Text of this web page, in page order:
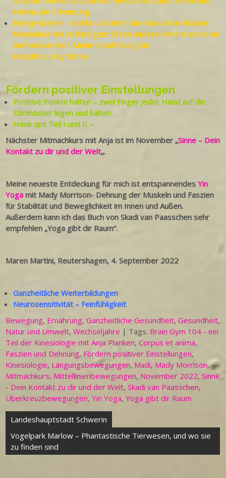
Hören, die Erinnerung.
Energetisierer – stärkt und dehnt die Hand-Arm-Rücken-
Muskulatur bei zu häufigem Sitzen und und erhöht somit die
Aufmerksamkeit. Meine Empfehlung bei
Karpaltunnelsyndrom.
Fördern positiver Einstellungen
Positive Punkte halten – zwei Finger jeder Hand auf die
Stirnhöcker legen und halten
Hook ups Teil I und II –
Nächster Mitmachkurs mit Anja ist im November „Sinne – Dein
Kontakt zu dir und der Welt„.
Meine neueste Entdeckung für mich ist entspannendesYin
Yoga mit Mady Morrison- Dehnung der Muskeln und Faszien
für Stabilität und Beweglichkeit im Innen und Außen.
Außerdem kann ich das Buch von Skadi van Paasschen sehr
empfehlen „Yoga gibt dir Raum“.
Maren Martini, Reutershagen, 4. September 2022
Ganzheitliche Weiterbildungen
Neurosensitivität – Feinfühligkeit
Bewegung, Ernährung,Ganzheitliche Gesundheit,Gesundheit,
Natur und Umwelt,Wechseljahre | Tags: Brain Gym 104 - ein
Teil der Kinesiologie mit Anja Planken,Corpus et anima,
Faszien und Dehnung, Fördern positiver Einstellungen,
Kinesiologie, Längungsbewegungen, Madi, Mady Morrison,
Mitmachkurs, Mittellinienbewegungen, November 2022,Sinne
- Dein Kontakt zu dir und der Welt,Skadi van Paasschen,
Überkreuzbewegungen,Yin Yoga,Yoga gibt dir Raum
Beitragsnavigation
Landeshauptstadt Schwerin
Vogelpark Marlow – Phantastische Tierwesen, und wo sie
zu finden sind